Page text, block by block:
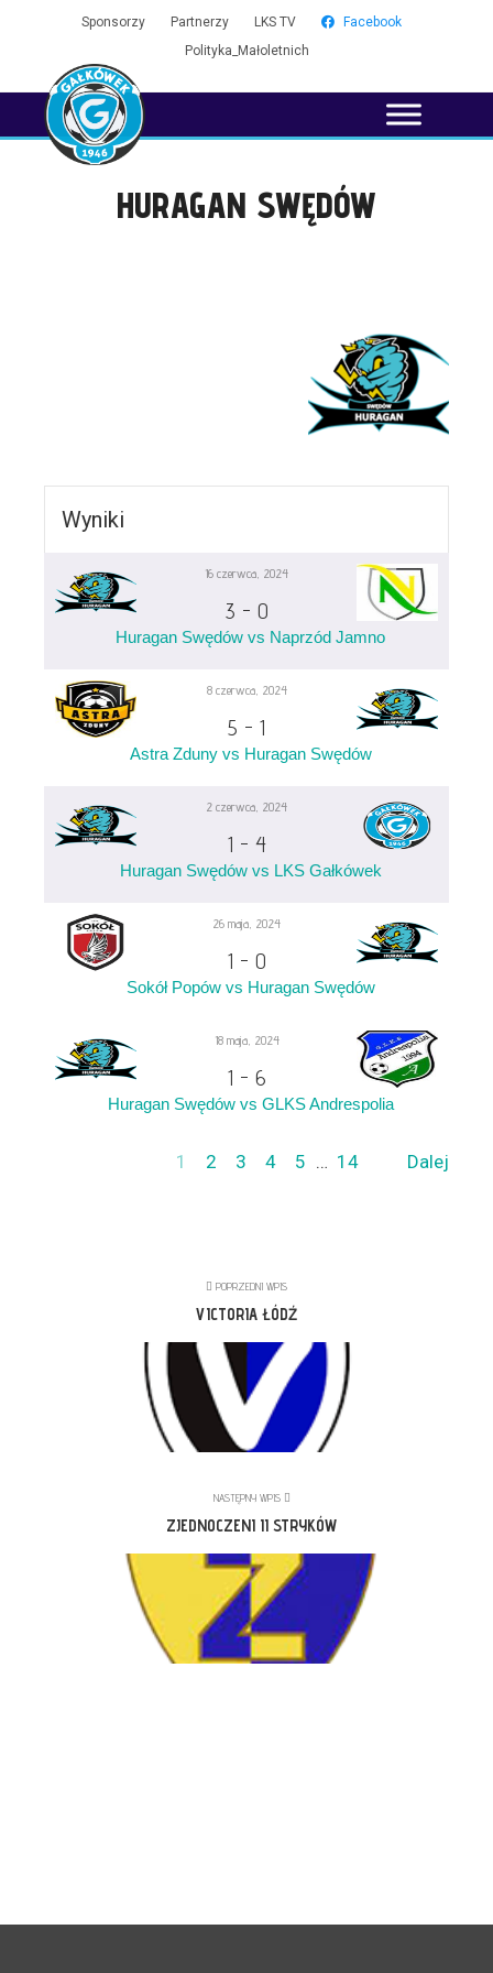
Sponsorzy Partnerzy LKS TV
Facebook
Polityka_Małoletnich
HURAGAN SWĘDÓW
Wyniki
16 czerwca, 2024
3 - 0
Huragan Swędów vs Naprzód Jamno
8 czerwca, 2024
5 - 1
Astra Zduny vs Huragan Swędów
2 czerwca, 2024
1 - 4
Huragan Swędów vs LKS Gałkówek
26 maja, 2024
1 - 0
Sokół Popów vs Huragan Swędów
18 maja, 2024
1 - 6
Huragan Swędów vs GLKS Andrespolia
1 2 3 4 5 … 14 Dalej
POPRZEDNI WPIS
VICTORIA ŁÓDŹ
NASTĘPNY WPIS
ZJEDNOCZENI II STRYKÓW